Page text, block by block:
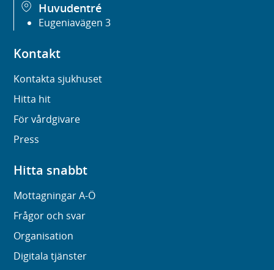
Huvudentré
Eugeniavägen 3
Kontakt
Kontakta sjukhuset
Hitta hit
För vårdgivare
Press
Hitta snabbt
Mottagningar A-Ö
Frågor och svar
Organisation
Digitala tjänster